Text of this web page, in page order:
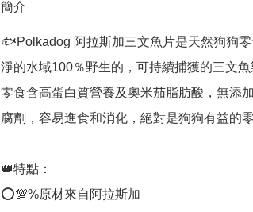
簡介
🐟Polkadog 阿拉斯加三文魚片是天然狗狗
淨的水域100％野生的，可持續捕獲的三文
零食含高蛋白質營養及奧米茄脂肪酸，無添
腐劑，容易進食和消化，絕對是狗狗有益的零
👑特點：
⭕️💯%原材來自阿拉斯加